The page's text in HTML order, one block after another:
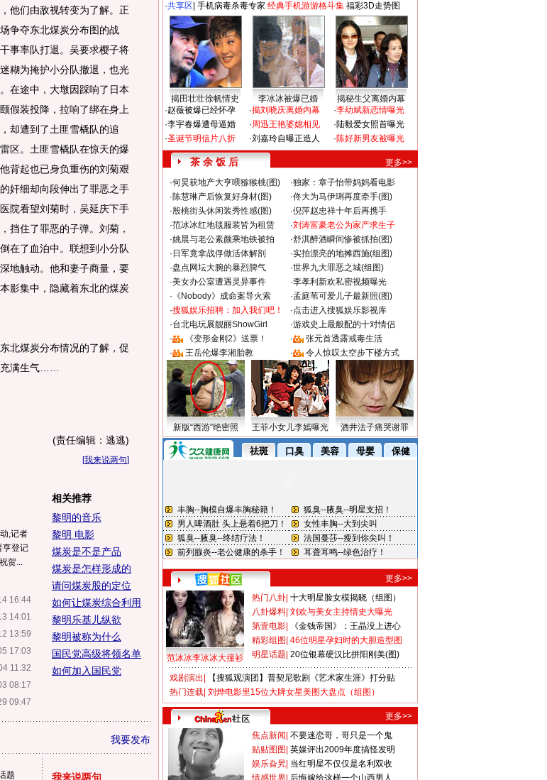
他们由敌视转变为了解。正
争夺东北煤炭分布图的战
事率队打退。吴要求樱子将
糊为掩护小分队撤退，也光
在途中，大墩因踩响了日本
假装投降，拉响了绑在身上
却遭到了土匪雪橇队的追
区。土匪雪橇队在惊天的爆
背起也已身负重伤的刘菊艰
奸细却向段伸出了罪恶之手
院看望刘菊时，吴延庆下手
挡住了罪恶的子弹。刘菊，
在了血泊中。联想到小分队
地触动。他和妻子商量，要
影集中，隐藏着东北的煤炭
北煤炭分布情况的了解，促
满生气……
(责任编辑：逃逃)
[我来说两句]
,记者
亨登记
贺...
16:44
14:01
13:59
17:03
11:32
08:17
09:47
相关推荐
黎明的音乐
黎明 电影
煤炭是不是产品
煤炭是怎样形成的
请问煤炭股的定位
如何让煤炭综合利用
黎明乐基儿纵欲
黎明被称为什么
国民党高级将领名单
如何加入国民党
我要发布
题 我来说两句
·共享区 手机病毒杀毒专家 经典手机游游格斗集 福彩3D走势图
揭田壮壮徐帆情史 李冰冰被爆已婚
揭秘生父离婚内幕
·赵薇被爆已经怀孕
·李宇春爆遭母逼婚
·圣诞节明信片八折
·揭刘晓庆离婚内幕
·周迅王艳婆媳相见
·刘嘉玲自曝正造人
·李幼斌新恋情曝光
·陆毅爱女照首曝光
·陈好新男友被曝光
茶 余 饭 后
更多>>
·何炅获地产大亨喂猕猴桃(图) ·独家：章子怡带妈妈看电影
·陈慧琳产后恢复好身材(图) ·佟大为马伊琍再度牵手(图)
·殷桃街头休闲装秀性感(图) ·倪萍赵忠祥十年后再携手
·范冰冰红地毯服装皆为租赁 ·刘涛富豪老公为家产求生子
·姚晨与老公素颜乘地铁被拍 ·舒淇醉酒瞬间惨被抓拍(图)
· 日军竟拿战俘做活体解剖 ·实拍漂亮的地摊西施(组图)
·盘点网坛大腕的暴烈脾气 ·世界九大罪恶之城(组图)
·美女办公室遭遇灵异事件 ·李孝利新欢私密视频曝光
· 《Nobody》成命案导火索 ·孟庭苇可爱儿子最新照(图)
·搜狐娱乐招聘：加入我们吧！ ·点击进入搜狐娱乐影视库
·台北电玩展靓丽ShowGirl ·游戏史上最般配的十对情侣
·
《变形金刚2》送票！ ·
张元首透露戒毒生活
·
王岳伦爆李湘胎教 · 令人惊叹太空步下楼方式
新版“西游”绝密照 王菲小女儿李嫣曝光 酒井法子痛哭谢罪
更多>>
范冰冰李冰冰大撞衫
热门八卦 十大明星脸女模揭晓（组图）
八卦爆料 刘欢与美女主持情史大曝光
第壹电影
《金钱帝国》：王晶没上进心
精彩组图 46位明星孕妇时的大胆造型图
明星话题 20位银幕硬汉比拼阳刚美(图)
戏剧演出
【搜狐观演团】普契尼歌剧《艺术家生涯》打分贴
热门连载 刘烨电影里15位大牌女星美图大盘点（组图）
更多>>
焦点新闻 不要迷恋哥，哥只是一个鬼
贴贴图图 英媒评出2009年度搞怪发明
娱乐旮旯 当红明星不仅仅是名利双收
情感世界 后悔嫁给这样一个山西男人